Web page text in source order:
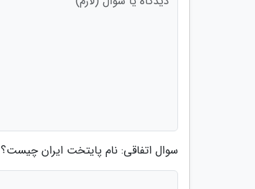
سوال اتفاقی: نام پایتخت ایران چیست؟